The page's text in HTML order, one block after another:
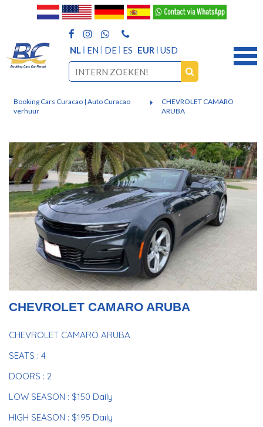
NL EN DE ES EUR USD
Booking Cars Curacao | Auto Curacao
verhuur
CHEVROLET CAMARO
ARUBA
CHEVROLET CAMARO ARUBA
CHEVROLET CAMARO ARUBA
SEATS : 4
DOORS : 2
LOW SEASON : $150 Daily
HIGH SEASON : $195 Daily